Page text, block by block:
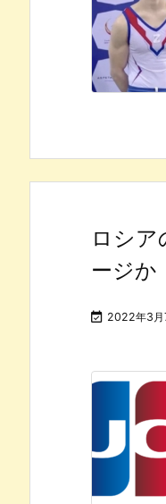
ロシア
ージか
 2022年3月